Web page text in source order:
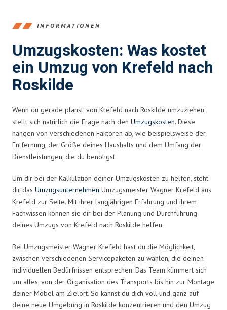
INFORMATIONEN
Umzugskosten: Was kostet
ein Umzug von Krefeld nach
Roskilde
Wenn du gerade planst, von Krefeld nach Roskilde umzuziehen,
stellt sich natürlich die Frage nach den Umzugskosten. Diese
hängen von verschiedenen Faktoren ab, wie beispielsweise der
Entfernung, der Größe deines Haushalts und dem Umfang der
Dienstleistungen, die du benötigst.
Um dir bei der Kalkulation deiner Umzugskosten zu helfen, steht
dir das Umzugsunternehmen Umzugsmeister Wagner Krefeld aus
Krefeld zur Seite. Mit ihrer langjährigen Erfahrung und ihrem
Fachwissen können sie dir bei der Planung und Durchführung
deines Umzugs von Krefeld nach Roskilde helfen.
Bei Umzugsmeister Wagner Krefeld hast du die Möglichkeit,
zwischen verschiedenen Servicepaketen zu wählen, die deinen
individuellen Bedürfnissen entsprechen. Das Team kümmert sich
um alles, von der Organisation des Transports bis hin zur Montage
deiner Möbel am Zielort. So kannst du dich voll und ganz auf
deine neue Umgebung in Roskilde konzentrieren und den Umzug